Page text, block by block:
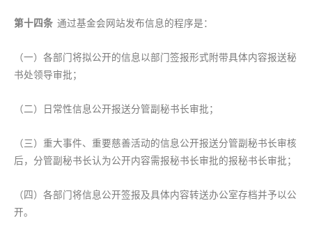
第十四条 通过基金会网站发布信息的程序是：
（一）各部门将拟公开的信息以部门签报形式附带具体内容报送秘
书处领导审批；
（二）日常性信息公开报送分管副秘书长审批；
（三）重大事件、重要慈善活动的信息公开报送分管副秘书长审核
后，分管副秘书长认为公开内容需报秘书长审批的报秘书长审批；
（四）各部门将信息公开签报及具体内容转送办公室存档并予以公
开。